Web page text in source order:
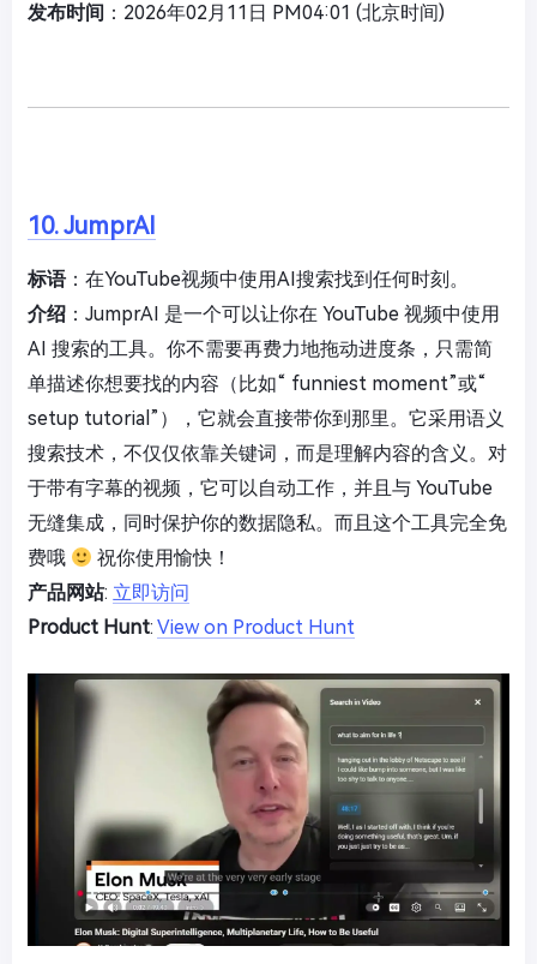
发布时间 ：2026年02月11日 PM04:01 (北京时间)
10. JumprAI
标语：在YouTube视频中使用AI搜索找到任何时刻。
介绍 ：JumprAI 是一个可以让你在 YouTube 视频中使用
AI 搜索的工具。你不需要再费力地拖动进度条，只需简
单描述你想要找的内容（比如“ funniest moment”或“
setup tutorial”），它就会直接带你到那里。它采用语义
搜索技术，不仅仅依靠关键词，而是理解内容的含义。对
于带有字幕的视频，它可以自动工作，并且与 YouTube
无缝集成，同时保护你的数据隐私。而且这个工具完全免
费哦
祝你使用愉快！
产品网站: 立即访问
Product Hunt: View on Product Hunt